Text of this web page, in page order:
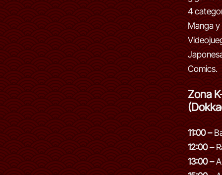
4
Manga y
Comics.
Zona
11:00 –
12:00 –
13:00 –